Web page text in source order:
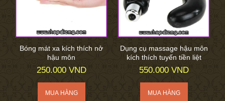
Bóng mát xa kích thích nở
hậu môn
250.000 VND
Dụng cụ massage hậu môn
kích thích tuyến tiền liệt
550.000 VND